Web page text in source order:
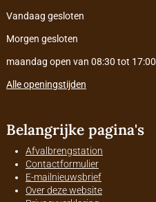
Vandaag gesloten
Morgen gesloten
maandag open van 08:30 tot 17:00
Alle openingstijden
Belangrijke pagina's
Afvalbrengstation
Contactformulier
E-mailnieuwsbrief
Over deze website